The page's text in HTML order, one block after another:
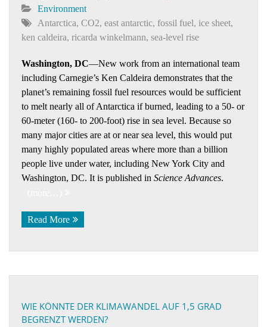
Environment
Antarctica, CO2, east antarctic, fossil fuel, ice sheet,
ken caldeira, ricarda winkelmann, sea-level rise
Washington, DC—New work from an international team
including Carnegie’s Ken Caldeira demonstrates that the
planet’s remaining fossil fuel resources would be sufficient
to melt nearly all of Antarctica if burned, leading to a 50- or
60-meter (160- to 200-foot) rise in sea level. Because so
many major cities are at or near sea level, this would put
many highly populated areas where more than a billion
people live under water, including New York City and
Washington, DC. It is published in Science Advances.
Read More
WIE KÖNNTE DER KLIMAWANDEL AUF 1,5 GRAD
BEGRENZT WERDEN?